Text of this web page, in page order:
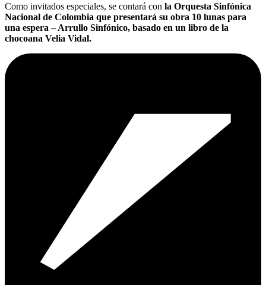
Como invitados especiales, se contará con la Orquesta Sinfónica
Nacional de Colombia que presentará su obra 10 lunas para
una espera – Arrullo Sinfónico, basado en un libro de la
chocoana Velia Vidal.